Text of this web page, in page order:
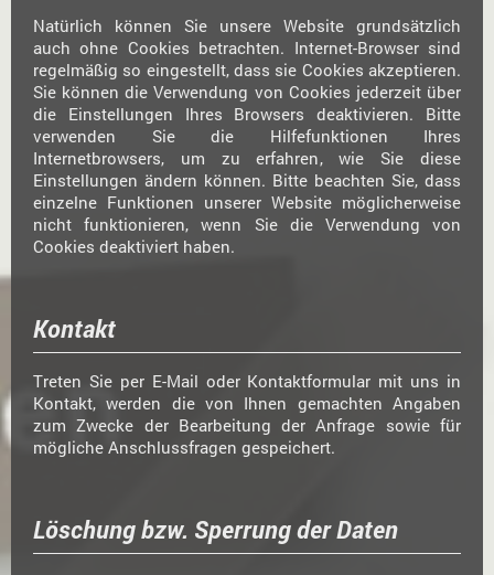
Natürlich können Sie unsere Website grundsätzlich
auch ohne Cookies betrachten. Internet-Browser sind
regelmäßig so eingestellt, dass sie Cookies akzeptieren.
Sie können die Verwendung von Cookies jederzeit über
die Einstellungen Ihres Browsers deaktivieren. Bitte
verwenden Sie die Hilfefunktionen Ihres
Internetbrowsers, um zu erfahren, wie Sie diese
Einstellungen ändern können. Bitte beachten Sie, dass
einzelne Funktionen unserer Website möglicherweise
nicht funktionieren, wenn Sie die Verwendung von
Cookies deaktiviert haben.
Kontakt
Treten Sie per E-Mail oder Kontaktformular mit uns in
Kontakt, werden die von Ihnen gemachten Angaben
zum Zwecke der Bearbeitung der Anfrage sowie für
mögliche Anschlussfragen gespeichert.
Löschung bzw. Sperrung der Daten